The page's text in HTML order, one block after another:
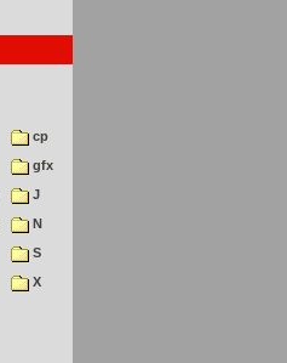
cp
gfx
J
N
S
X